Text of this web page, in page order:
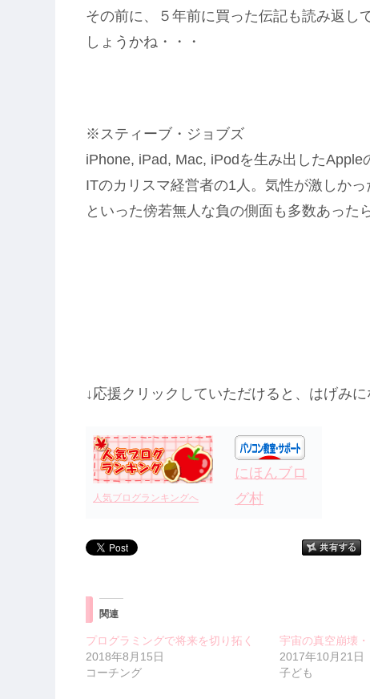
その前に、５年前に買った伝記も読み返し
しょうかね・・・
※スティーブ・ジョブズ
iPhone, iPad, Mac, iPodを生み出したApple
ITのカリスマ経営者の1人。気性が激しか
といった傍若無人な負の側面も多数あった
↓応援クリックしていただけると、はげみに
人気ブログランキングへ
にほんブロ
グ村
関連
プログラミングで将来を切り拓く
2018年8月15日
コーチング
宇宙の真空崩壊・
2017年10月21日
子ども